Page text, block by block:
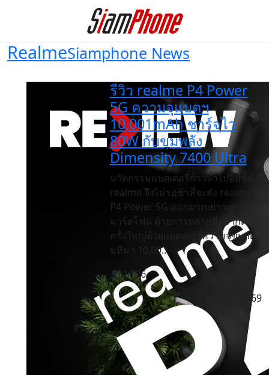
RealmeSiamphone News
รีวิว realme P4 Power
5G ความจุแบตฯ
10,001mAh ชาร์จไว
80W กับขุมพลัง
Dimensity 7400 Ultra
นวัตกรรมแบตเตอรี่ก้าวล้ำไปอีกขั้น
realme จึงไม่รอช้าที่จะส่ง realme
P4 Power 5G ออกมาเขย่าวงการส
มาร์ตโฟน ด้วยการทลายขีดจำกัด
ครั้งใหญ่ด้วยแบตเตอรี่ความจุขนาด
มหึมา 10,00...
2,906
3 ส.ค. 69